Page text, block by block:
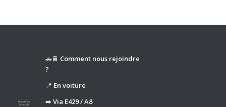
🚗🚆 Comment nous rejoindre
?
📍 En voiture
➡️Via E429 / A8